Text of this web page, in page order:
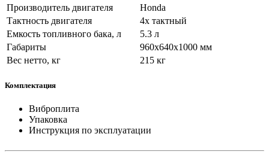
Производитель двигателя
Honda
Тактность двигателя
4х тактный
Емкость топливного бака, л
5.3 л
Габариты
960x640x1000 мм
Вес нетто, кг
215 кг
Комплектация
Виброплита
Упаковка
Инструкция по эксплуатации